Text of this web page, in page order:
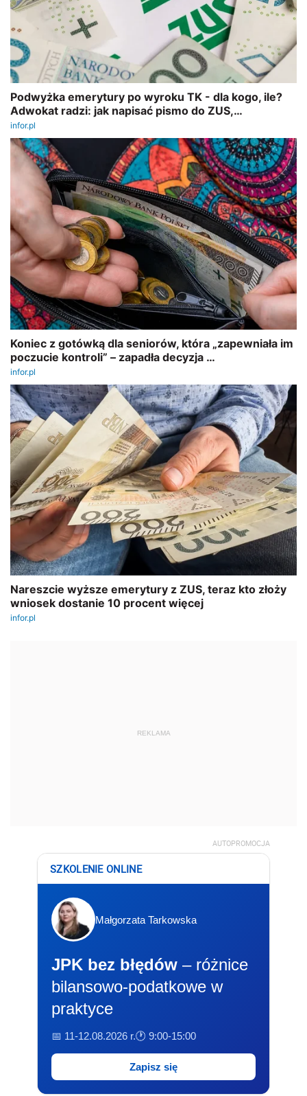
REKLAMA
AUTOPROMOCJA
SZKOLENIE ONLINE
Małgorzata Tarkowska
JPK bez błędów – różnice
bilansowo-podatkowe w
praktyce
📅 11-12.08.2026 r.🕐 9:00-15:00
Zapisz się